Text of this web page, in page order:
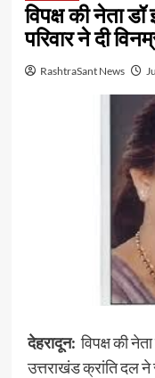
विपक्ष की नेता
परिवार ने दी
RashtraSant News
देहरादून: विपक्ष की
उत्तराखंड क्रांति दल ने